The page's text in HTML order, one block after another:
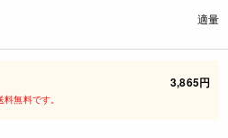
適量
3,865円
無料です。